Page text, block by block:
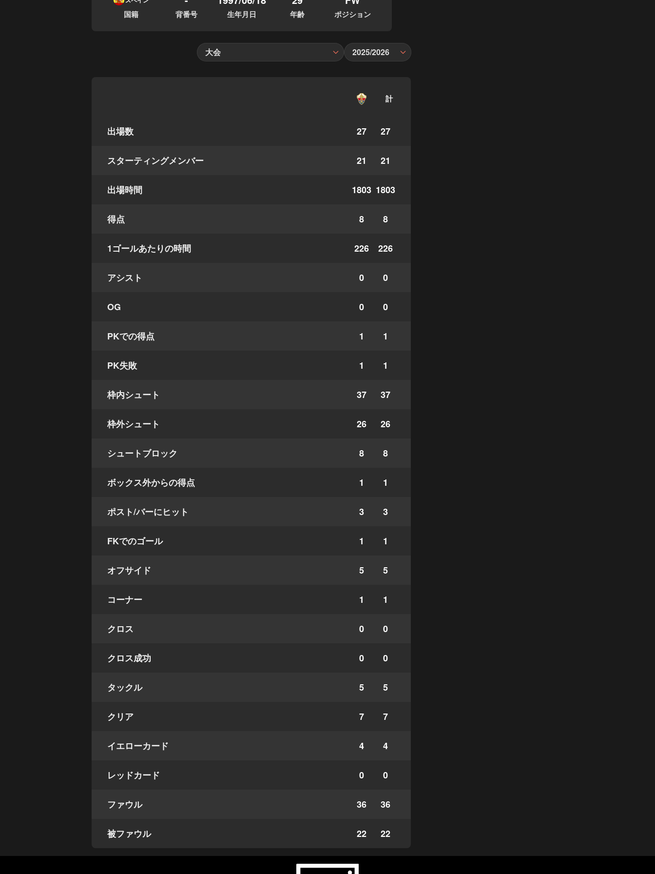
国籍 背番号 生年月日 年齢 ポジション
大会 2025/2026
計
出場数 27 27
スターティングメンバー 21 21
出場時間 1803 1803
得点 8 8
1ゴールあたりの時間 226 226
アシスト 0 0
OG 0 0
PKでの得点 1 1
PK失敗 1 1
枠内シュート 37 37
枠外シュート 26 26
シュートブロック 8 8
ボックス外からの得点 1 1
ポスト/バーにヒット 3 3
FKでのゴール 1 1
オフサイド 5 5
コーナー 1 1
クロス 0 0
クロス成功 0 0
タックル 5 5
クリア 7 7
イエローカード 4 4
レッドカード 0 0
ファウル 36 36
被ファウル 22 22